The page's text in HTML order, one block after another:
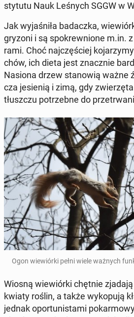
sty­tu­tu Nauk Leśnych SGGW w
Jak wy­ja­śni­ła ba­dacz­ka,
gryzoni i są spo­krew­nio­ne m.in.
ra­mi. Choć naj­czę­ściej
chów, ich dieta jest znacz­nie
Nasiona drzew sta­no­wią ważne
cza je­sie­nią i zimą, gdy
tłusz­czu po­trzeb­ne do
Ogon wie­wiór­ki pełni wiele ważnych
Wiosną wie­wiór­ki chętnie zjadają
kwiaty roślin, a także wy­ko­pu­ją
jednak opor­tu­ni­sta­mi